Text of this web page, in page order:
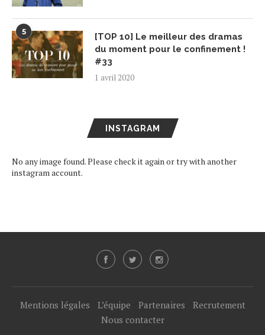
5
[TOP 10] Le meilleur des dramas
du moment pour le confinement !
#33
1 avril 2020
INSTAGRAM
No any image found. Please check it again or try with another
instagram account.
Mentions légales L’équipe Partenaires
Recrutement
Nous contacter